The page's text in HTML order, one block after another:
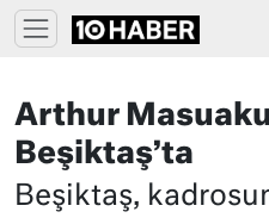
Arthur
Beşiktaş’ta
Beşiktaş,